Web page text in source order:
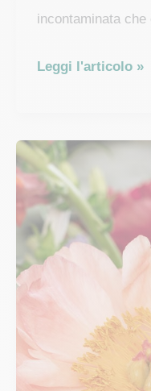
incontaminata
Peonia
tipologia
e
cura
Leggi l'articolo »